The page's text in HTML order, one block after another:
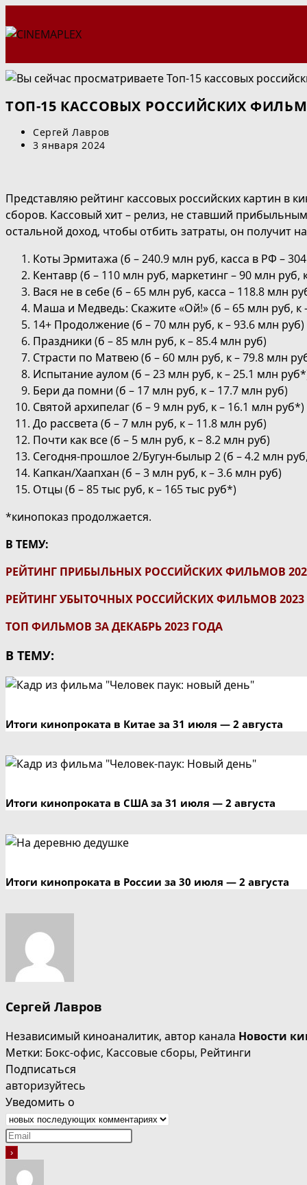
к
ТОП-15 КАССОВЫХ РОССИЙСКИХ
Автор
записи:
Сергей Лавров
Запись
3 января 2024
Представляю рейтинг кассовых российских картин в
сборов. Кассовый хит – релиз, не ставший
остальной доход, чтобы отбить затраты, он получит
Коты Эрмитажа (б – 240.9 млн руб, касса в РФ –
Кентавр (б – 110 млн руб, маркетинг – 90 млн руб,
Вася не в себе (б – 65 млн руб, касса – 118.8 млн
Маша и Медведь: Скажите «Ой!» (б – 65 млн руб, к
14+ Продолжение (б – 70 млн руб, к – 93.6 млн руб)
Праздники (б – 85 млн руб, к – 85.4 млн руб)
Страсти по Матвею (б – 60 млн руб, к – 79.8 млн
Испытание аулом (б – 23 млн руб, к – 25.1 млн
Бери да помни (б – 17 млн руб, к – 17.7 млн руб)
Святой архипелаг (б – 9 млн руб, к – 16.1 млн руб*)
До рассвета (б – 7 млн руб, к – 11.8 млн руб)
Почти как все (б – 5 млн руб, к – 8.2 млн руб)
Сегодня-прошлое 2/Бугун-былыр 2 (б – 4.2 млн
Капкан/Хаапхан (б – 3 млн руб, к – 3.6 млн руб)
Отцы (б – 85 тыс руб, к – 165 тыс руб*)
*кинопоказ продолжается.
В ТЕМУ:
РЕЙТИНГ ПРИБЫЛЬНЫХ РОССИЙСКИХ ФИЛЬМОВ
РЕЙТИНГ УБЫТОЧНЫХ РОССИЙСКИХ ФИЛЬМОВ 2023
ТОП ФИЛЬМОВ ЗА ДЕКАБРЬ 2023 ГОДА
В ТЕМУ:
Итоги кинопроката в Китае за 31 июля — 2 августа
Итоги кинопроката в США за 31 июля — 2 августа
Итоги кинопроката в России за 30 июля — 2 августа
Сергей Лавров
Независимый киноаналитик, автор канала Новости
Метки: Бокс-офис, Кассовые сборы, Рейтинги
Подписаться
авторизуйтесь
Уведомить о